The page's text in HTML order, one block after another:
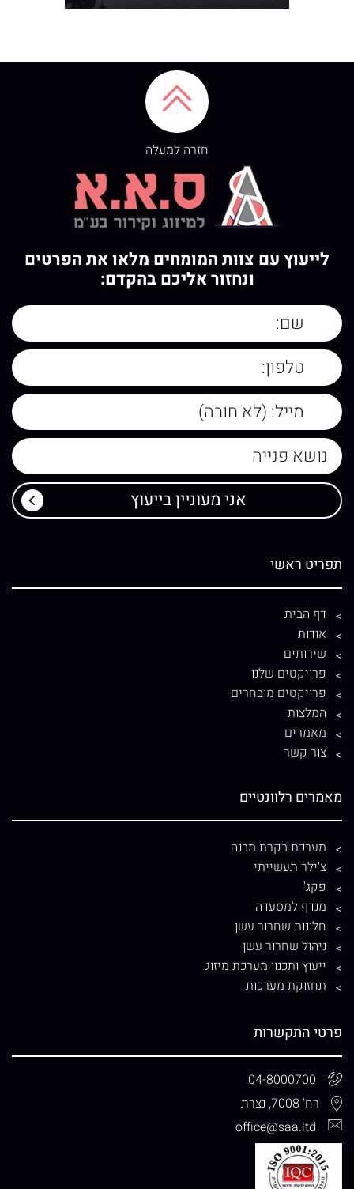
חזרה למעלה
לייעוץ עם צוות המומחים מלאו את הפרטים
ונחזור אליכם בהקדם:
תפריט ראשי
דף הבית
אודות
שירותים
פרויקטים שלנו
פרויקטים מובחרים
המלצות
מאמרים
צור קשר
מאמרים רלוונטיים
מערכת בקרת מבנה
צ'ילר תעשייתי
פקג'
מנדף למסעדה
חלונות שחרור עשן
ניהול שחרור עשן
ייעוץ ותכנון מערכת מיזוג
תחזוקת מערכות
פרטי התקשרות
04-8000700
רח' 7008, נצרת
office@saa.ltd